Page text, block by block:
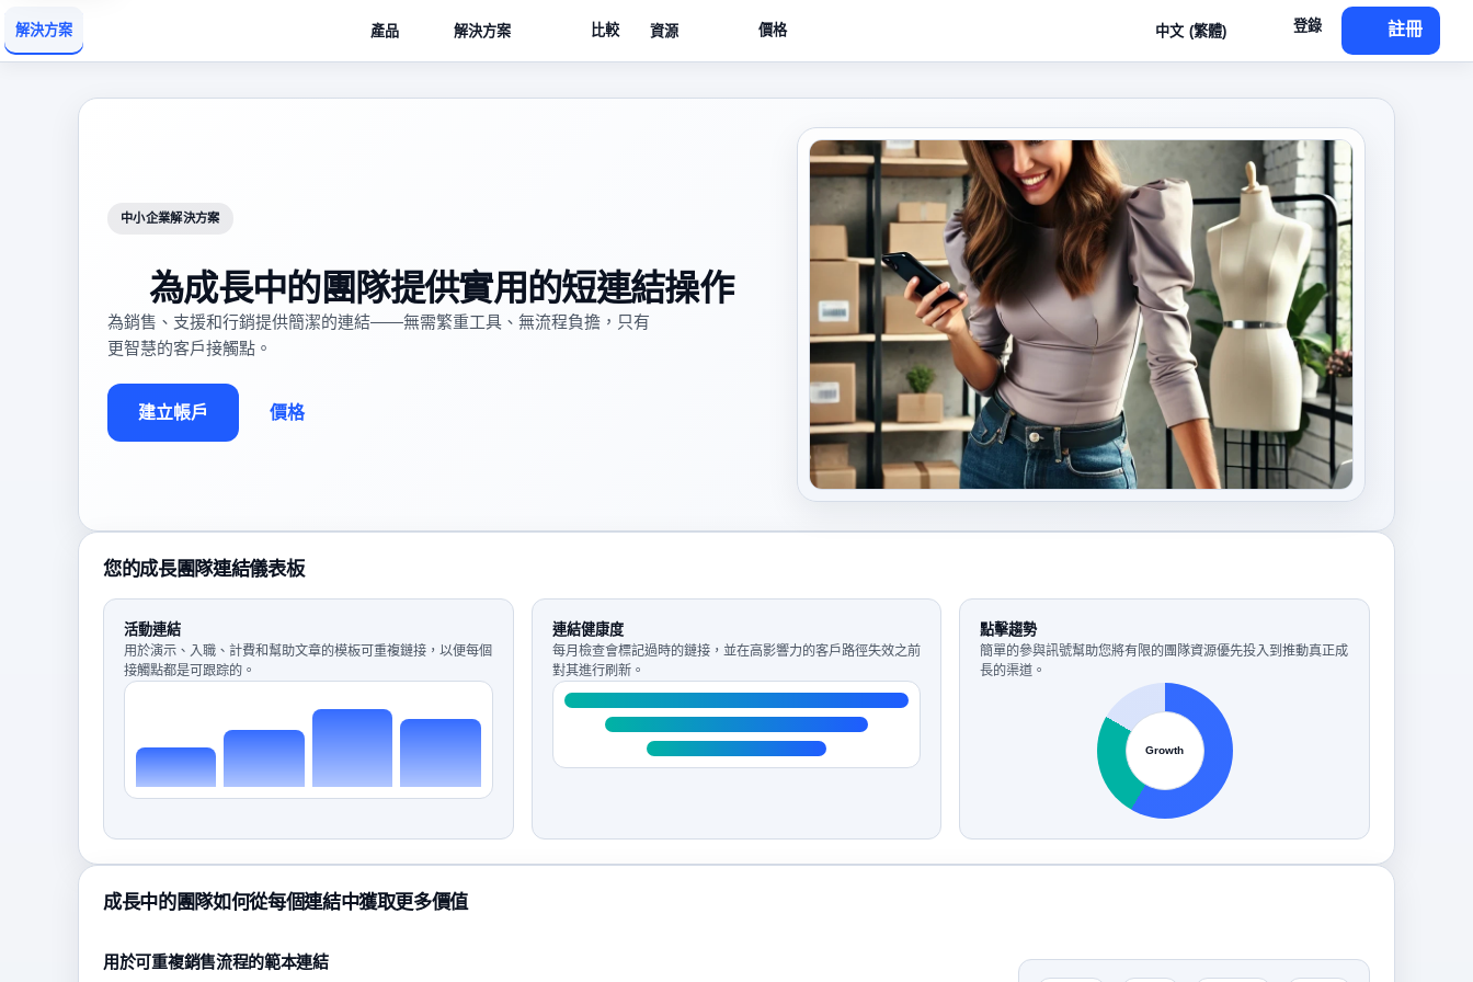
解決方案 產品 解決方案 比較 資源 價格 中文 (繁體) 登錄 註冊
中小企業解決方案
為成長中的團隊提供實用的短連結操作
為銷售、支援和行銷提供簡潔的連結——無需繁重工具、無流程負擔，只有
更智慧的客戶接觸點。
建立帳戶 價格
您的成長團隊連結儀表板
活動連結
用於演示、入職、計費和幫助文章的模板可重複鏈接，以便每個
接觸點都是可跟踪的。
連結健康度
每月檢查會標記過時的鏈接，並在高影響力的客戶路徑失效之前
對其進行刷新。
點擊趨勢
簡單的參與訊號幫助您將有限的團隊資源優先投入到推動真正成
長的渠道。
Growth
成長中的團隊如何從每個連結中獲取更多價值
用於可重複銷售流程的範本連結